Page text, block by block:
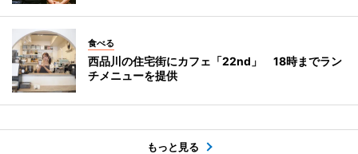
食べる
西品川の住宅街にカフェ「22nd」 18時までラン
チメニューを提供
もっと見る